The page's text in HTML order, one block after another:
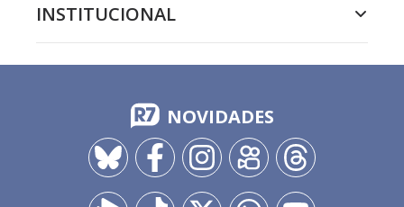
INSTITUCIONAL
NOVIDADES